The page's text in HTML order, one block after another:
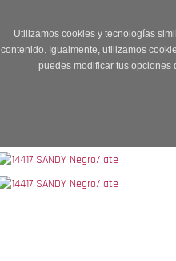
Utilizamos cookies y tecnologías
contenido. Igualmente, utilizamos
puedes modificar tus opciones